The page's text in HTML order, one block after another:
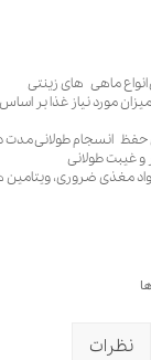
انواع ماهی های زینتی
مورد نیاز غذا بر
حفظ انسجام طولانی مدت
غیبت طولانی
مغذی ضروری،
نظرات